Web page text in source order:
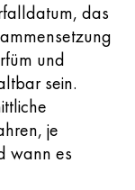
das
und
sein.
je
wann es